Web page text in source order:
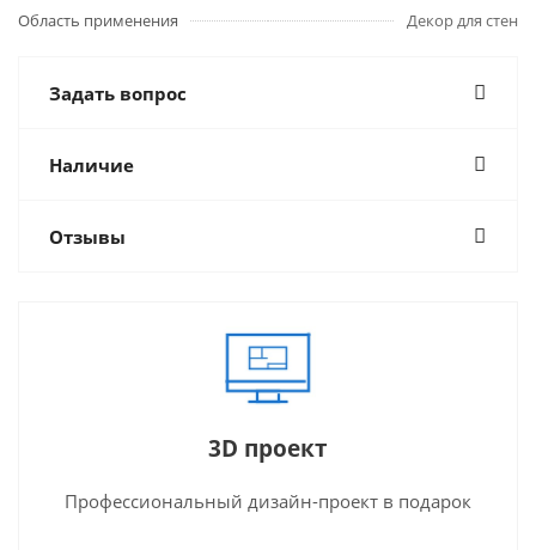
Область применения
Декор для стен
Задать вопрос
Наличие
Отзывы
3D проект
Профессиональный дизайн-проект в подарок